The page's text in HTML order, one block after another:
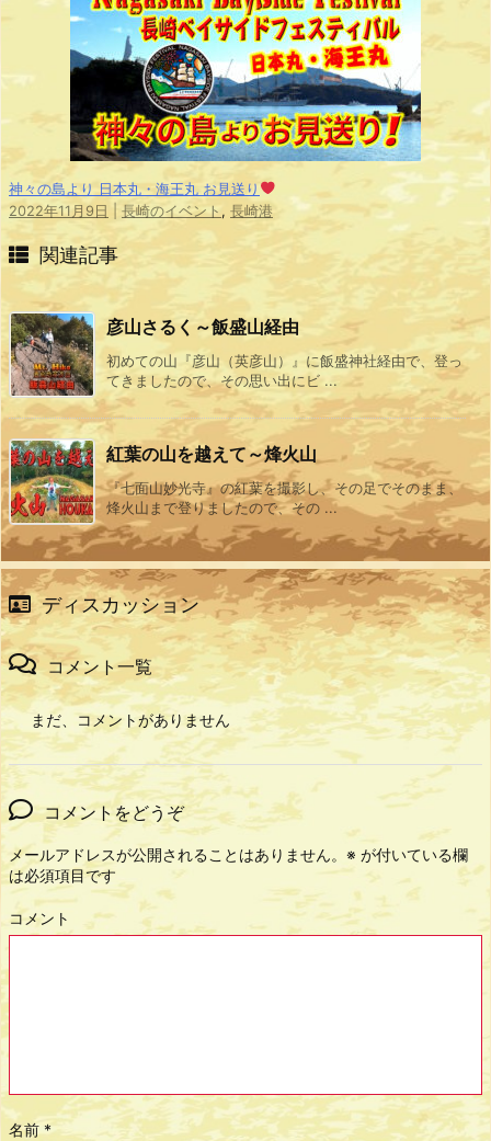
神々の島より 日本丸・海王丸 お見送り
2022年11月9日 長崎のイベント , 長崎港
関連記事
彦山さるく～飯盛山経由
初めての山『彦山（英彦山）』に飯盛神社経由で、登っ
てきましたので、その思い出にビ ...
紅葉の山を越えて～烽火山
『七面山妙光寺』の紅葉を撮影し、その足でそのまま、
烽火山まで登りましたので、その ...
ディスカッション
コメント一覧
まだ、コメントがありません
コメントをどうぞ
メールアドレスが公開されることはありません。 ※ が付いている欄
は必須項目です
コメント
名前 *